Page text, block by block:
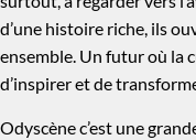
d’une histoire riche, ils
ensemble. Un futur où la
d’inspirer et de
Odyscène c’est une